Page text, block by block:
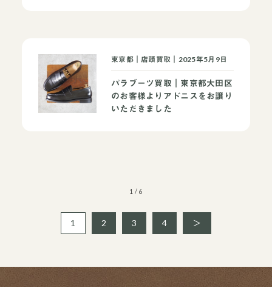
当店について よくあるご質問
東京都｜店頭買取｜2025年5月9日
パラブーツ買取｜東京都大田区
のお客様よりアドニスをお譲り
いただきました
1 / 6
1 2 3 4 ＞